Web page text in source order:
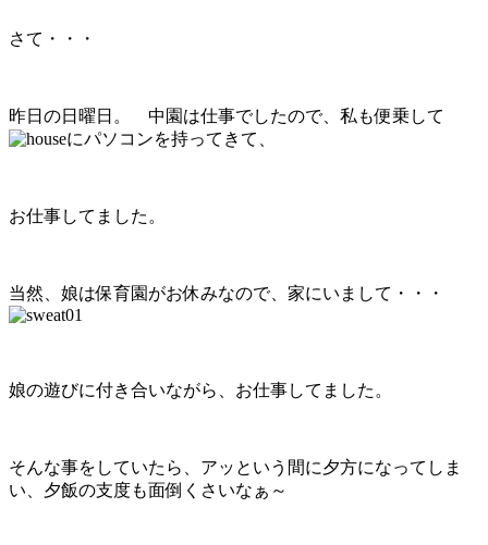
さて・・・
昨日の日曜日。 中園は仕事でしたので、私も便乗して
にパソコンを持ってきて、
お仕事してました。
当然、娘は保育園がお休みなので、家にいまして・・・
娘の遊びに付き合いながら、お仕事してました。
そんな事をしていたら、アッという間に夕方になってしま
い、夕飯の支度も面倒くさいなぁ～